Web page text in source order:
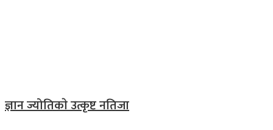
ज्ञान ज्योतिकाे उत्कृष्ट नतिजा